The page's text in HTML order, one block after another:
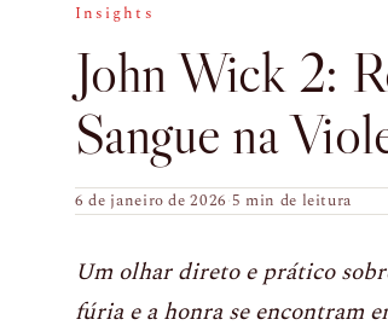
Insights
John Wick 2:
Sangue na
6 de janeiro de 2026·5 min de leitura
Um olhar direto e prático
fúria e a honra se encontram